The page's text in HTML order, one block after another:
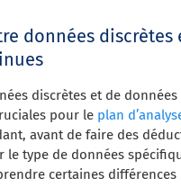
données discrètes
discrètes et de
pour le plan
avant de faire des
le type de données
certaines différences